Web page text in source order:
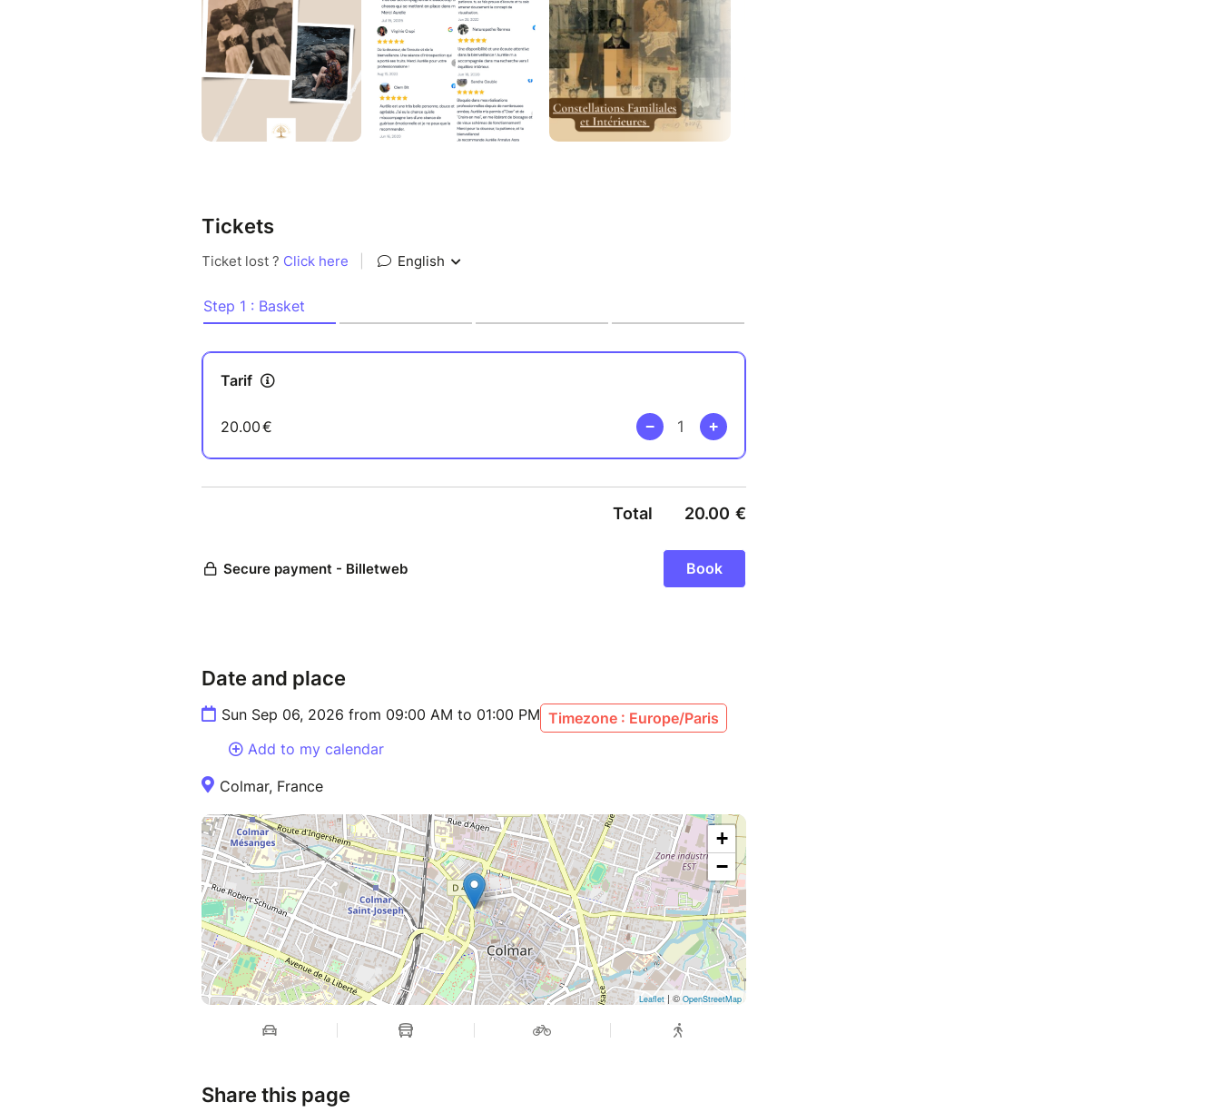
Les constellations peuvent éclairer :
• les relations familiales ou amoureuses
• les schémas répétitifs
• les blocages émotionnels ou physiques
• ta place dans ta vie
• les transitions, les deuils
Depuis 2021, j’accompagne des constellations en y mêlant différentes
https://www.aureliechiodetti.fr/
Tu souhaites nous rejoindre:
Rendez-vous le 6 Septembre de 9h a 13h:
20 € participation de base
Un supplément de 100 € ensuite vous sera demandé si vous êtes choisi pour
• 2 à 3 constellations par demi-journée
• Un cadre soutenant, basé sur le consentement, la compassion et la
Contre-indications
Les constellations demandent une certaine stabilité intérieure et une capacité
à rester en lien avec ton corps.
Elles ne sont pas adaptées si tu traverses actuellement une période très
un épisode psychique non stabilisé
un choc récent ou une crise émotionnelle aiguë
une période où ta perception est fortement altérée (fatigue extrême,
traitement lourd, consommation importante…)
Pendant une grossesse, je t’invite aussi à me contacter en amont pour voir
ensemble ce qui est juste pour toi.
À prévoir pour l’atelier
Une tenue confortable, dans laquelle tu te sens libre de bouger et de
Si tu souhaites être constellée : venir avec une intention, même simple,
Tickets
Date and place
Sun Sep 06, 2026 from 09:00 AM to 01:00 PM Timezone : Europe/Paris
Add to my calendar
Colmar, France
+
−
Leaflet | © OpenStreetMap
Share this page